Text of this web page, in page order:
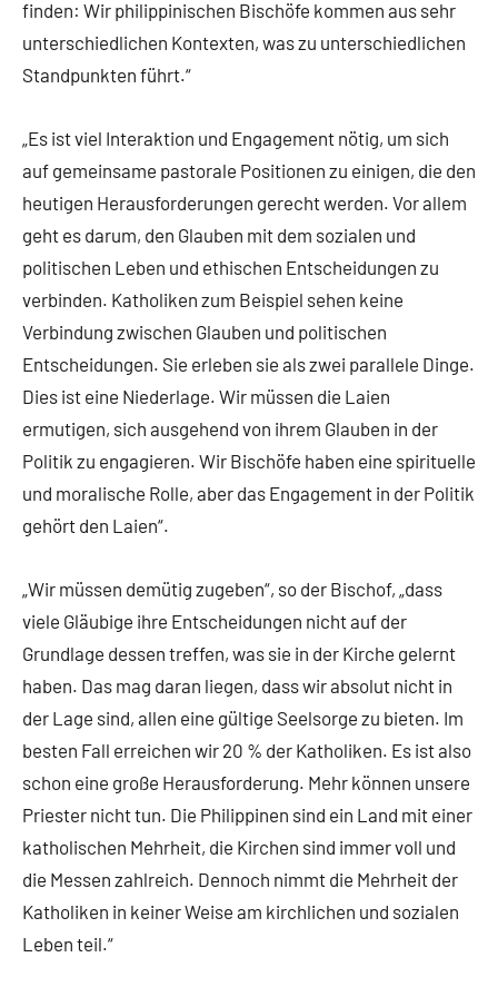
finden: Wir philippinischen Bischöfe kommen aus sehr
unterschiedlichen Kontexten, was zu unterschiedlichen
Standpunkten führt.“
„Es ist viel Interaktion und Engagement nötig, um sich
auf gemeinsame pastorale Positionen zu einigen, die den
heutigen Herausforderungen gerecht werden. Vor allem
geht es darum, den Glauben mit dem sozialen und
politischen Leben und ethischen Entscheidungen zu
verbinden. Katholiken zum Beispiel sehen keine
Verbindung zwischen Glauben und politischen
Entscheidungen. Sie erleben sie als zwei parallele Dinge.
Dies ist eine Niederlage. Wir müssen die Laien
ermutigen, sich ausgehend von ihrem Glauben in der
Politik zu engagieren. Wir Bischöfe haben eine spirituelle
und moralische Rolle, aber das Engagement in der Politik
gehört den Laien“.
„Wir müssen demütig zugeben“, so der Bischof, „dass
viele Gläubige ihre Entscheidungen nicht auf der
Grundlage dessen treffen, was sie in der Kirche gelernt
haben. Das mag daran liegen, dass wir absolut nicht in
der Lage sind, allen eine gültige Seelsorge zu bieten. Im
besten Fall erreichen wir 20 % der Katholiken. Es ist also
schon eine große Herausforderung. Mehr können unsere
Priester nicht tun. Die Philippinen sind ein Land mit einer
katholischen Mehrheit, die Kirchen sind immer voll und
die Messen zahlreich. Dennoch nimmt die Mehrheit der
Katholiken in keiner Weise am kirchlichen und sozialen
Leben teil.“